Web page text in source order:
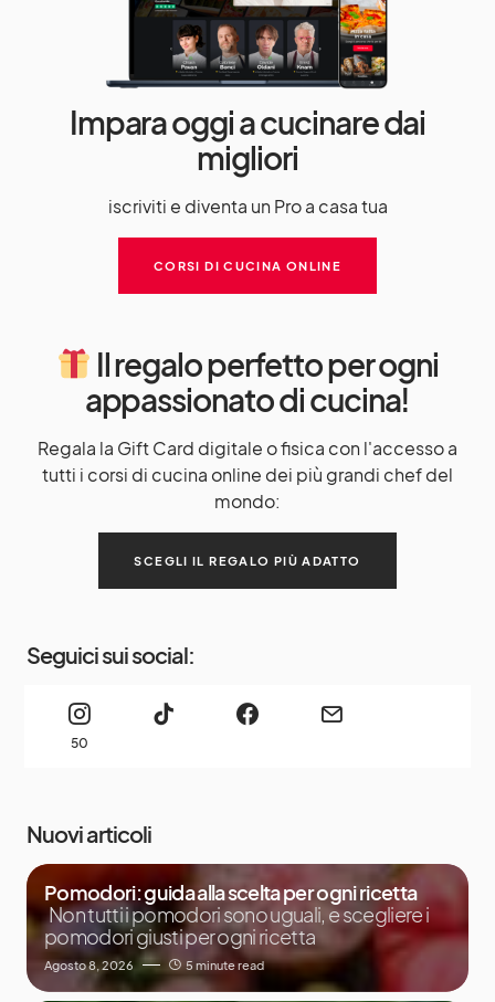
Impara oggi a cucinare dai
migliori
iscriviti e diventa un Pro a casa tua
CORSI DI CUCINA ONLINE
Il regalo perfetto per ogni
appassionato di cucina!
Regala la Gift Card digitale o fisica con l'accesso a
tutti i corsi di cucina online dei più grandi chef del
mondo:
SCEGLI IL REGALO PIÙ ADATTO
Seguici sui social:
50
Nuovi articoli
Pomodori: guida alla scelta per ogni ricetta
Non tutti i pomodori sono uguali, e scegliere i
pomodori giusti per ogni ricetta
Agosto 8, 2026 5 minute read